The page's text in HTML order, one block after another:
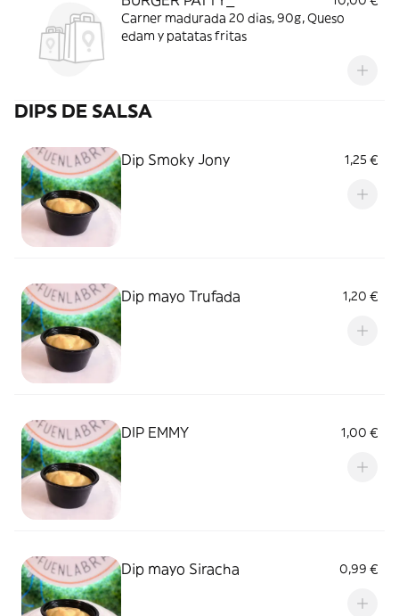
Carner madurada 20 dias, 90g, Queso
edam y patatas fritas
DIPS DE SALSA
Dip Smoky Jony 1,25 €
Dip mayo Trufada 1,20 €
DIP EMMY 1,00 €
Dip mayo Siracha 0,99 €